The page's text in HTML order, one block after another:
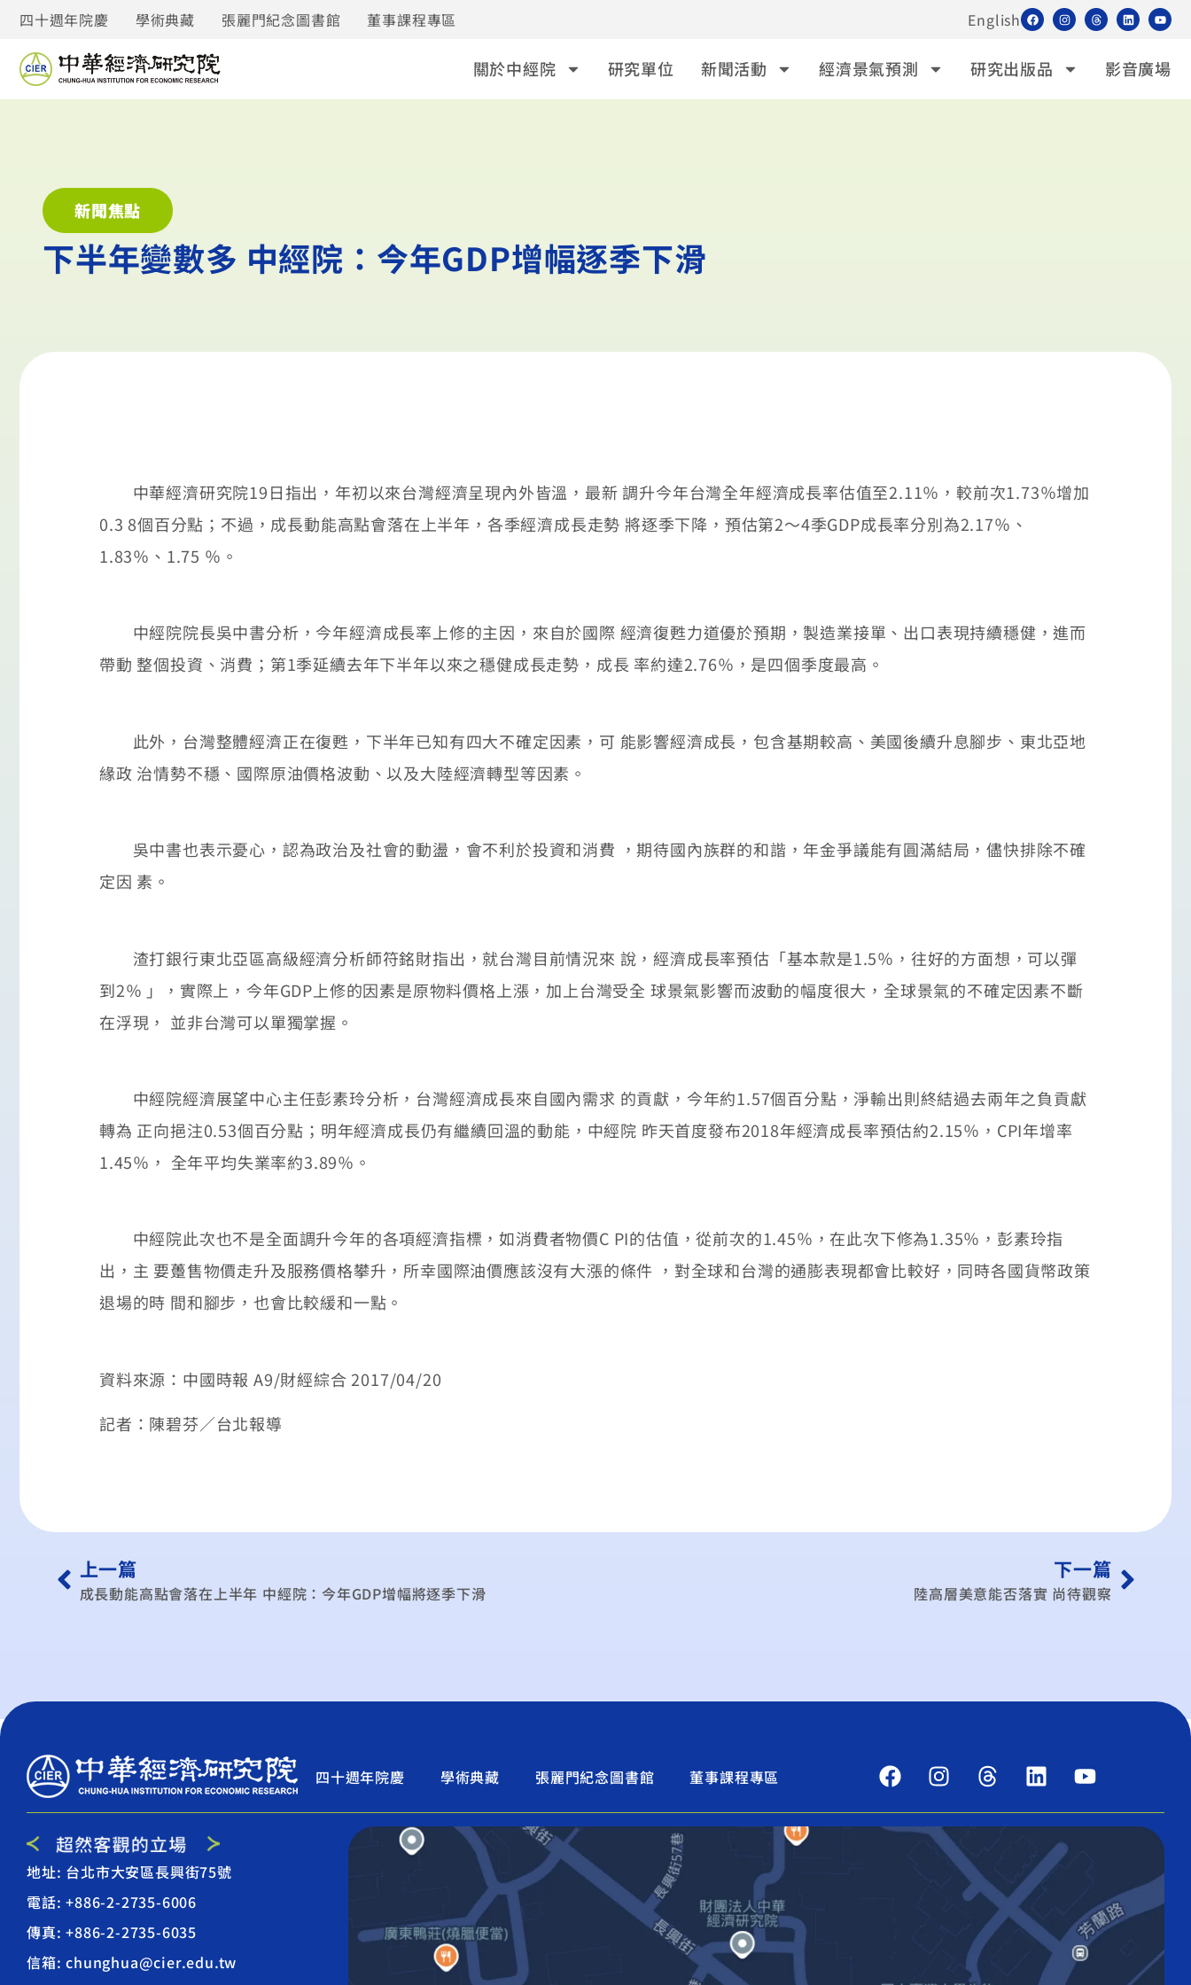
四十週年院慶 學術典藏 張麗門紀念圖書館 董事課程專區 English
關於中經院 研究單位 新聞活動 經濟景氣預測 研究出版品 影音廣場
新聞焦點
下半年變數多 中經院：今年GDP增幅逐季下滑
中華經濟研究院19日指出，年初以來台灣經濟呈現內外皆溫，最新 調升今年台灣全年經濟成長率估值至2.11％，較前次1.73％增加
0.3 8個百分點；不過，成長動能高點會落在上半年，各季經濟成長走勢 將逐季下降，預估第2～4季GDP成長率分別為2.17％、
1.83％、1.75 ％。
中經院院長吳中書分析，今年經濟成長率上修的主因，來自於國際 經濟復甦力道優於預期，製造業接單、出口表現持續穩健，進而
帶動 整個投資、消費；第1季延續去年下半年以來之穩健成長走勢，成長 率約達2.76％，是四個季度最高。
此外，台灣整體經濟正在復甦，下半年已知有四大不確定因素，可 能影響經濟成長，包含基期較高、美國後續升息腳步、東北亞地
緣政 治情勢不穩、國際原油價格波動、以及大陸經濟轉型等因素。
吳中書也表示憂心，認為政治及社會的動盪，會不利於投資和消費 ，期待國內族群的和諧，年金爭議能有圓滿結局，儘快排除不確
定因 素。
渣打銀行東北亞區高級經濟分析師符銘財指出，就台灣目前情況來 說，經濟成長率預估「基本款是1.5％，往好的方面想，可以彈
到2％ 」，實際上，今年GDP上修的因素是原物料價格上漲，加上台灣受全 球景氣影響而波動的幅度很大，全球景氣的不確定因素不斷
在浮現， 並非台灣可以單獨掌握。
中經院經濟展望中心主任彭素玲分析，台灣經濟成長來自國內需求 的貢獻，今年約1.57個百分點，淨輸出則終結過去兩年之負貢獻
轉為 正向挹注0.53個百分點；明年經濟成長仍有繼續回溫的動能，中經院 昨天首度發布2018年經濟成長率預估約2.15％，CPI年增率
1.45％， 全年平均失業率約3.89％。
中經院此次也不是全面調升今年的各項經濟指標，如消費者物價C PI的估值，從前次的1.45％，在此次下修為1.35％，彭素玲指
出，主 要躉售物價走升及服務價格攀升，所幸國際油價應該沒有大漲的條件 ，對全球和台灣的通膨表現都會比較好，同時各國貨幣政策
退場的時 間和腳步，也會比較緩和一點。
資料來源：中國時報 A9/財經綜合 2017/04/20
記者：陳碧芬／台北報導
上一篇
成長動能高點會落在上半年 中經院：今年GDP增幅將逐季下滑
下一篇
陸高層美意能否落實 尚待觀察
四十週年院慶 學術典藏 張麗門紀念圖書館 董事課程專區
地址: 台北市大安區長興街75號
電話: +886-2-2735-6006
傳真: +886-2-2735-6035
信箱: chunghua@cier.edu.tw